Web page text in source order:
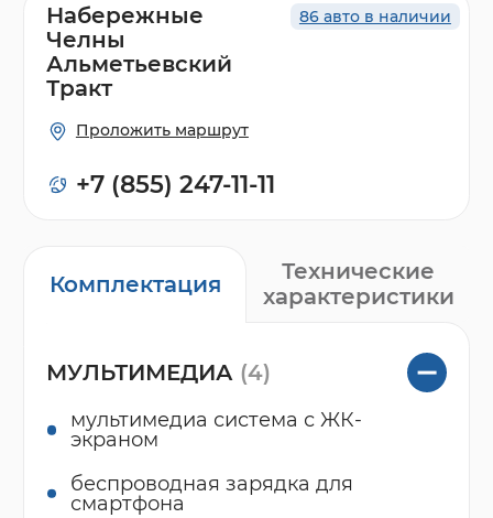
Комплектация
Технические
характеристики
МУЛЬТИМЕДИА (4)
мультимедиа система с ЖК-
экраном
беспроводная зарядка для
смартфона
86 авто в наличии
Набережные
Челны
Альметьевский
Тракт
Проложить маршрут
+7 (855) 247-11-11